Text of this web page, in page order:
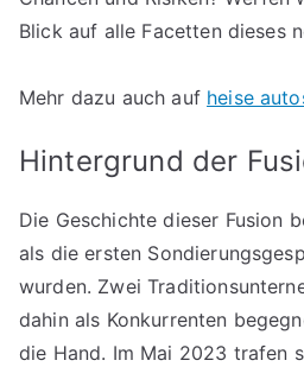
Blick auf alle Facetten dieses
Mehr dazu auch auf heise
Hintergrund der
Die Geschichte dieser Fusion
als die ersten
wurden. Zwei
dahin als Konkurrenten
die Hand. Im Mai 2023 trafen